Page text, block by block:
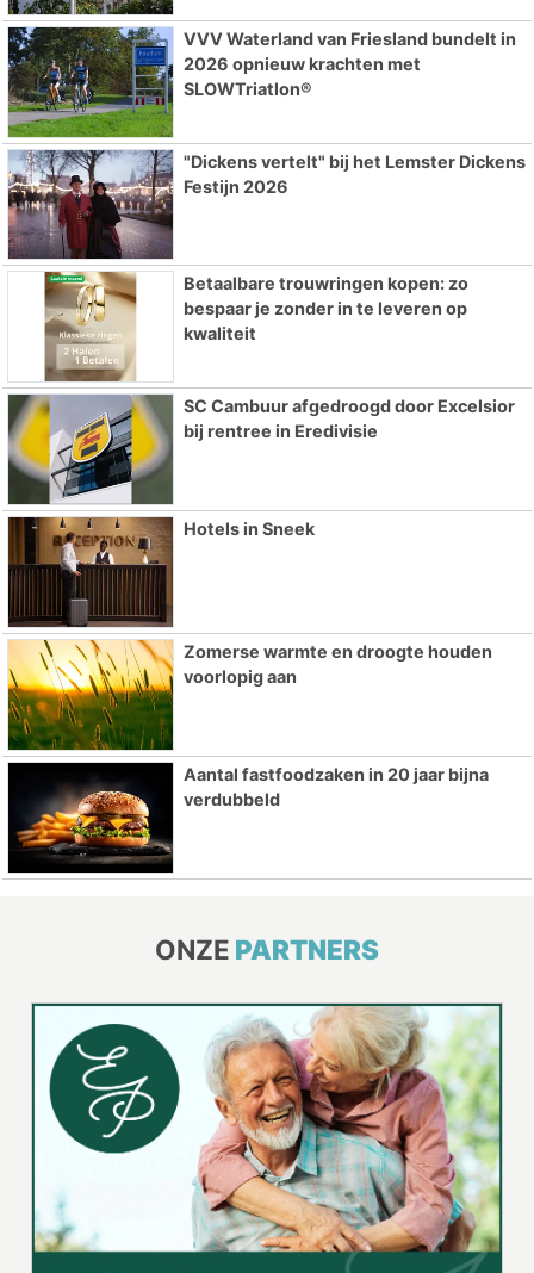
VVV Waterland van Friesland bundelt in
2026 opnieuw krachten met
SLOWTriatlon®
"Dickens vertelt" bij het Lemster Dickens
Festijn 2026
Betaalbare trouwringen kopen: zo
bespaar je zonder in te leveren op
kwaliteit
SC Cambuur afgedroogd door Excelsior
bij rentree in Eredivisie
Hotels in Sneek
Zomerse warmte en droogte houden
voorlopig aan
Aantal fastfoodzaken in 20 jaar bijna
verdubbeld
ONZE PARTNERS